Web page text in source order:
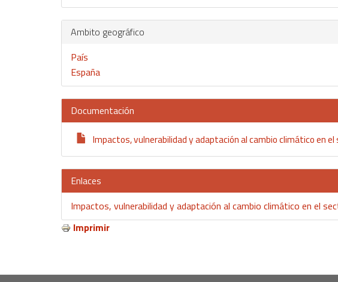
Ambito geográfico
País
España
Documentación
Impactos, vulnerabilidad y adaptación al cambio climático en
Enlaces
Impactos, vulnerabilidad y adaptación al cambio climático en el
Imprimir